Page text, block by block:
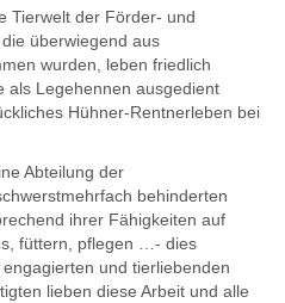
Tierwelt der Förder- und
überwiegend aus
wurden, leben friedlich
als Legehennen ausgedient
Hühner-Rentnerleben bei
Abteilung der
behinderten
ihrer Fähigkeiten auf
füttern, pflegen …- dies
und tierliebenden
lieben diese Arbeit und alle